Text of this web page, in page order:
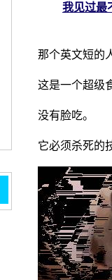
我见过最
那个英文短的
这是一个超级
没有脸吃。
它必须杀死的